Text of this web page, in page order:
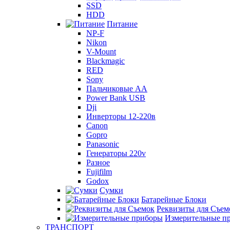
SSD
HDD
Питание
NP-F
Nikon
V-Mount
Blackmagic
RED
Sony
Пальчиковые AA
Power Bank USB
Dji
Инверторы 12-220в
Canon
Gopro
Panasonic
Генераторы 220v
Разное
Fujifilm
Godox
Сумки
Батарейные Блоки
Реквизиты для
Измерительные
ТРАНСПОРТ